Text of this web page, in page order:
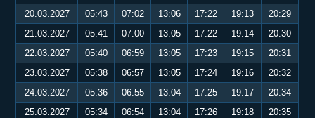
20.03.2027
05:43 07:02 13:06 17:22 19:13
20:29
21.03.2027
05:41 07:00 13:05 17:22 19:14
20:30
22.03.2027
05:40 06:59 13:05 17:23 19:15
20:31
23.03.2027
05:38 06:57 13:05 17:24 19:16
20:32
24.03.2027
05:36 06:55 13:04 17:25 19:17
20:34
25.03.2027
05:34 06:54 13:04 17:26 19:18
20:35